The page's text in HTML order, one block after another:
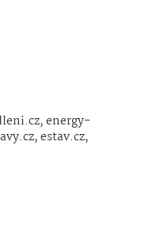
energy-
estav.cz,